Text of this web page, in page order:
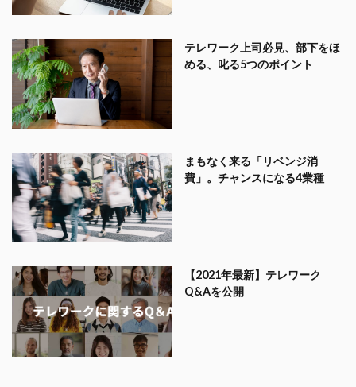
テレワーク上司必見、部下をほ
める、叱る5つのポイント
まもなく来る「リベンジ消
費」。チャンスになる4業種
【2021年最新】テレワーク
Q&Aを公開